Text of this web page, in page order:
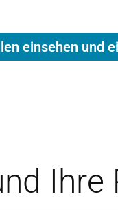
einsehen und
Ihre